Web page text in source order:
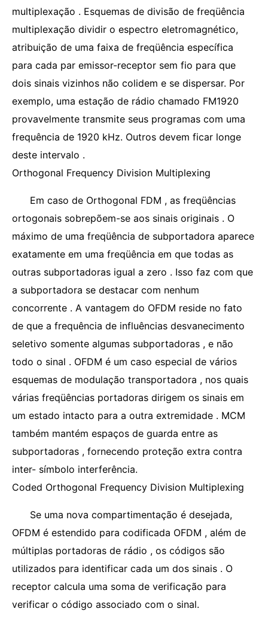
multiplexação . Esquemas de divisão de freqüência
multiplexação dividir o espectro eletromagnético,
atribuição de uma faixa de freqüência específica
para cada par emissor-receptor sem fio para que
dois sinais vizinhos não colidem e se dispersar. Por
exemplo, uma estação de rádio chamado FM1920
provavelmente transmite seus programas com uma
frequência de 1920 kHz. Outros devem ficar longe
deste intervalo .
Orthogonal Frequency Division Multiplexing
Em caso de Orthogonal FDM , as freqüências
ortogonais sobrepõem-se aos sinais originais . O
máximo de uma freqüência de subportadora aparece
exatamente em uma freqüência em que todas as
outras subportadoras igual a zero . Isso faz com que
a subportadora se destacar com nenhum
concorrente . A vantagem do OFDM reside no fato
de que a frequência de influências desvanecimento
seletivo somente algumas subportadoras , e não
todo o sinal . OFDM é um caso especial de vários
esquemas de modulação transportadora , nos quais
várias freqüências portadoras dirigem os sinais em
um estado intacto para a outra extremidade . MCM
também mantém espaços de guarda entre as
subportadoras , fornecendo proteção extra contra
inter- símbolo interferência.
Coded Orthogonal Frequency Division Multiplexing
Se uma nova compartimentação é desejada,
OFDM é estendido para codificada OFDM , além de
múltiplas portadoras de rádio , os códigos são
utilizados para identificar cada um dos sinais . O
receptor calcula uma soma de verificação para
verificar o código associado com o sinal.